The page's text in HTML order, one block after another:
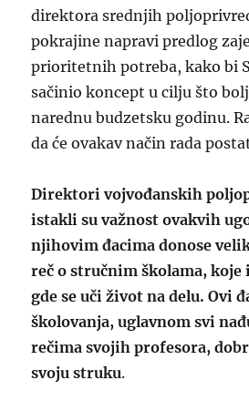
direktora srednjih
pokrajine napravi predlog
prioritetnih potreba, kako bi
sačinio koncept u cilju što
narednu budzetsku godinu.
da će ovakav način rada
Direktori vojvođanskih
istakli su važnost ovakvih
njihovim đacima donose
reč o stručnim školama,
gde se uči život na delu. Ovi
školovanja, uglavnom svi
rečima svojih profesora,
svoju struku.